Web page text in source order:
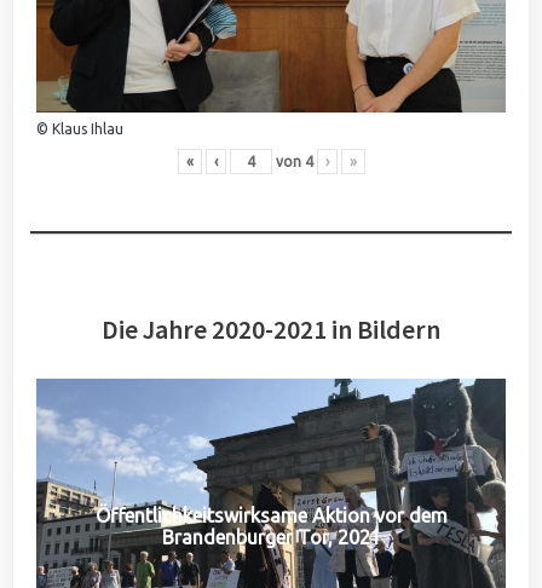
© Klaus Ihlau
« ‹ von 4 › »
Die Jahre 2020-2021 in Bildern
Öffentlichkeitswirksame Aktion vor dem
Brandenburger Tor, 2021